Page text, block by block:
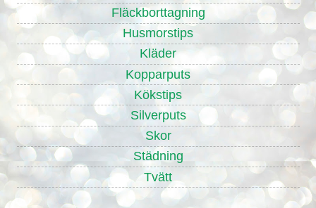
Fläckborttagning
Husmorstips
Kläder
Kopparputs
Kökstips
Silverputs
Skor
Städning
Tvätt